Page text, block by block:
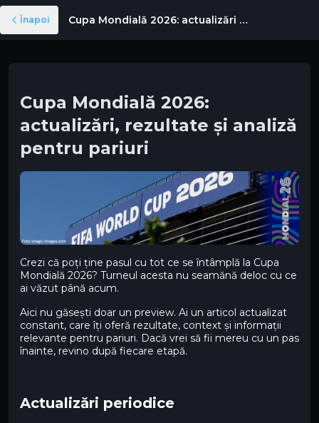
Înapoi Cupa Mondială 2026: actualizări și analiză pentru pariuri
Cupa Mondială 2026:
actualizări, rezultate și analiză
pentru pariuri
Crezi că poți ține pasul cu tot ce se întâmplă la Cupa
Mondială 2026? Turneul acesta nu seamănă deloc cu ce
ai văzut până acum.
Aici nu găsești doar un preview. Ai un articol actualizat
constant, care îți oferă rezultate, context și informații
relevante pentru pariuri. Dacă vrei să fii mereu cu un pas
înainte, revino după fiecare etapă.
Actualizări periodice